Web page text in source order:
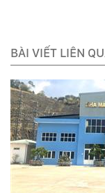
BÀI VIẾT LIÊN